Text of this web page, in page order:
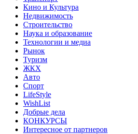
Кино и Культура
Недвижимость
Строительство
Наука и образование
Технологии и медиа
Рынок
Туризм
ЖКХ
Авто
Спорт
LifeStyle
WishList
Добрые дела
КОНКУРСЫ
Интересное от партнеров